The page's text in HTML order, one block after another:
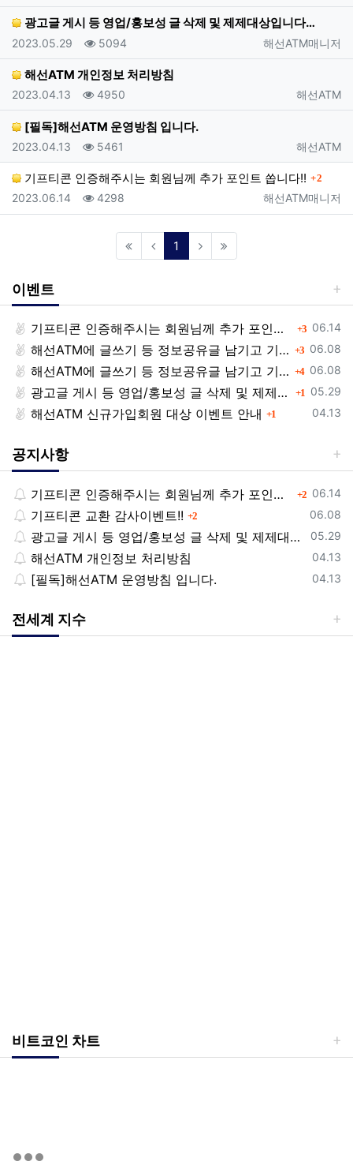
광고글 게시 등 영업/홍보성 글 삭제 및 제제대상입니다…
등록자
해선ATM매니저
등록일
2023.05.29 조회
5094
해선ATM 개인정보 처리방침
등록자
해선ATM
등록일
2023.04.13 조회
4950
[필독]해선ATM 운영방침 입니다.
등록자
해선ATM
등록일
2023.04.13 조회
5461
기프티콘 인증해주시는 회원님께 추가 포인트 쏩니다!! 댓글
2
등록자
해선ATM매니저
등록일
2023.06.14 조회
4298
1 (current)
이벤트
등록일
06.14
기프티콘 인증해주시는 회원님께 추가 포인트 쏩니다!! 3댓글
등록일
06.08
해선ATM에 글쓰기 등 정보공유글 남기고 기프티콘 받자! 3댓글
등록일
06.08
해선ATM에 글쓰기 등 정보공유글 남기고 기프티콘 받자! 4댓글
등록일
05.29
광고글 게시 등 영업/홍보성 글 삭제 및 제제대상입니다. 1댓글
등록일
04.13
해선ATM 신규가입회원 대상 이벤트 안내 1
공지사항
등록일
06.14
기프티콘 인증해주시는 회원님께 추가 포인트 쏩니다!! 2댓글
등록일
06.08
기프티콘 교환 감사이벤트!! 2댓글
등록일
05.29
광고글 게시 등 영업/홍보성 글 삭제 및 제제대상입니다.
등록일
04.13
해선ATM 개인정보 처리방침
등록일
04.13
[필독]해선ATM 운영방침 입니다.
전세계 지수
비트코인 차트